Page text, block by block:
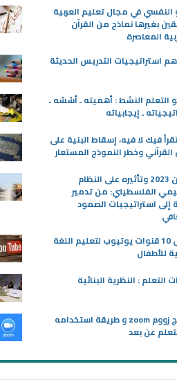
النفسي في مجال تعليم العربية
بغيرها نماذج من القرآن
المعاصرة
استراتيجيات التدريس الحديثة
التعلم النشط : أهميته ـ أسُسُه ـ
ـ إيجابياته
فيك لا فيه، إسقاط البنية على
وخطر النموذج المستعار
عدوان 2023 وتأثيره على النظام
الفلسطيني: من تدمير
إلى استراتيجيات الصمود
أفضل 10 قنوات يوتيوب لتعليم اللغة
للأطفال
التعلم : النظرية البنائية
برنامج زووم zoom و طريقة استخدامه
عن بعد